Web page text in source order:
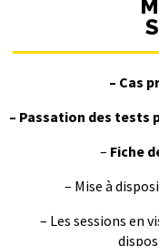
– Cas
– Passation des tests
– Fiche
– Mise à
– Les sessions en